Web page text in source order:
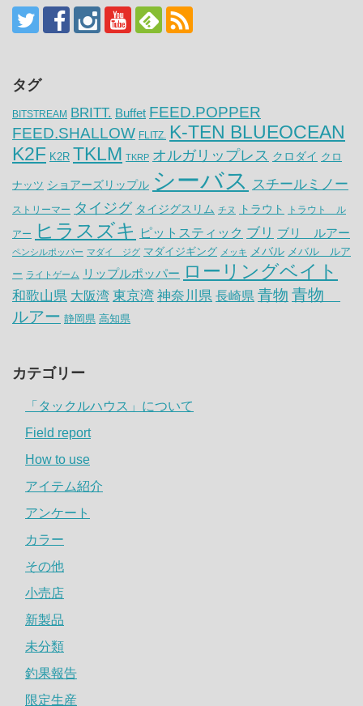
タグ
BITSTREAM BRITT. Buffet FEED.POPPER
FEED.SHALLOW FLITZ.
K-TEN BLUEOCEAN
K2F K2R TKLM TKRP オルガリップレス クロダイ クロ
ナッツ ショアーズリップル シーバス スチールミノー
ストリーマー タイジグ タイジグスリム チヌ トラウト トラウト ル
アー ヒラスズキ ピットスティック ブリ ブリ ルアー
ペンシルポッパー マダイ ジグ マダイジギング メッキ メバル メバル ルア
ー ライトゲーム リップルポッパー ローリングベイト
和歌山県 大阪湾 東京湾 神奈川県 長崎県 青物 青物
ルアー 静岡県 高知県
カテゴリー
「タックルハウス」について
Field report
How to use
アイテム紹介
アンケート
カラー
その他
小売店
新製品
未分類
釣果報告
限定生産